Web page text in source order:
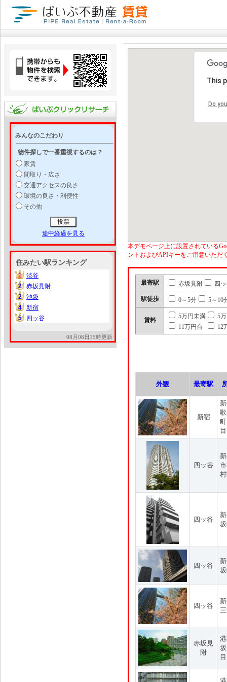
みんなのこだわり
物件探しで一番重視するのは？
家賃
間取り・広さ
交通アクセスの良さ
環境の良さ・利便性
その他
途中経過を見る
住みたい駅ランキング
1
1
渋谷
2
2
赤坂見附
2
2
池袋
4
4
新宿
5
5 四ッ谷
08月08日15時更新
This
Do
本デモページ上に設置されている
ントおよびAPIキーをご用意いただ
最寄駅 赤坂見附 四
駅徒歩 0～5分 5～10
賃料
5万円未満
5
11万円台
12
外観 最寄駅
新宿
目
四ッ谷
四ッ谷
四ッ谷
四ッ谷
赤坂見
附
目